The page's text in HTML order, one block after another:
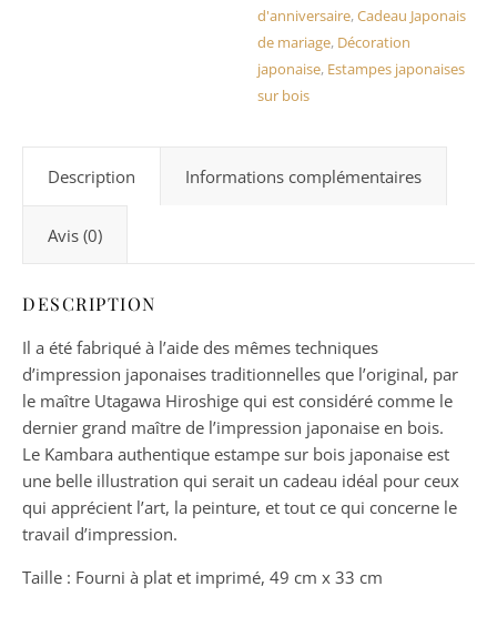
d'anniversaire,Cadeau Japonais
de mariage, Décoration
japonaise, Estampes japonaises
sur bois
Description Informations complémentaires
Avis (0)
DESCRIPTION
Il a été fabriqué à l’aide des mêmes techniques
d’impression japonaises traditionnelles que l’original, par
le maître Utagawa Hiroshige qui est considéré comme le
dernier grand maître de l’impression japonaise en bois.
Le Kambara authentique estampe sur bois japonaise est
une belle illustration qui serait un cadeau idéal pour ceux
qui apprécient l’art, la peinture, et tout ce qui concerne le
travail d’impression.
Taille : Fourni à plat et imprimé, 49 cm x 33 cm